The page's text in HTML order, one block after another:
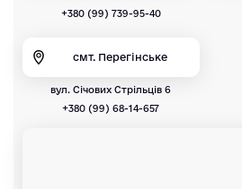
+380 (99) 739-95-40
смт. Перегінське
вул. Січових Стрільців 6
+380 (99) 68-14-657